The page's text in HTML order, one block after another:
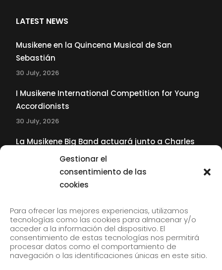
Gestionar el
consentimiento de las
cookies
Para ofrecer las mejores experiencias, utilizamos
tecnologías como las cookies para almacenar y/o
acceder a la información del dispositivo. El
consentimiento de estas tecnologías nos permitirá
procesar datos como el comportamiento de
navegación o las identificaciones únicas en este sitio.
LATEST NEWS
Musikene en la Quincena Musical de San
Sebastián
30 July, 2026
I Musikene International Competition for Young
Accordionists
30 July, 2026
La Musikene Big Band actuará junto a Charles
Tolliver en el 61 Jazzaldia
Subscribe to our newsletter to receive our news by
email.